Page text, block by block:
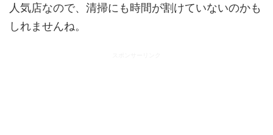
人気店なので、清掃にも時間が割けていないのかも
しれませんね。